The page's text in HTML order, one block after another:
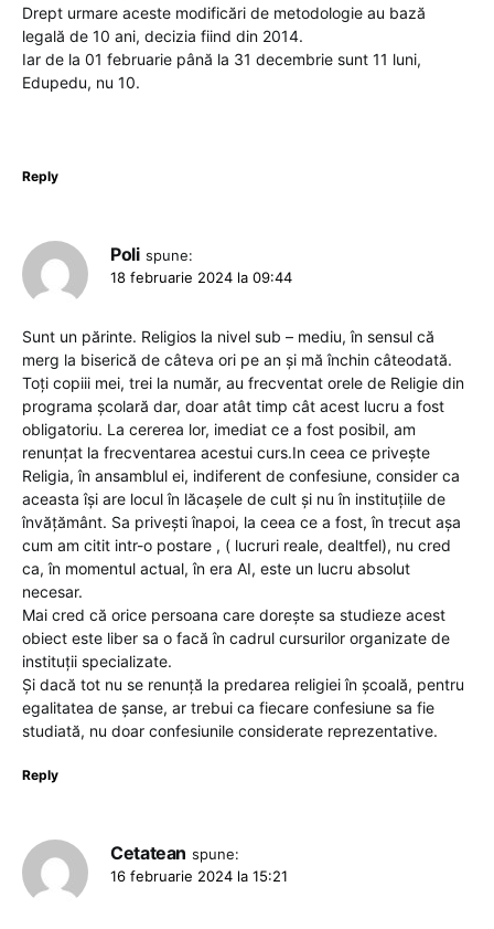
Drept urmare aceste modificări de metodologie au bază
legală de 10 ani, decizia fiind din 2014.
Iar de la 01 februarie până la 31 decembrie sunt 11 luni,
Edupedu, nu 10.
Reply
Poli spune:
18 februarie 2024 la 09:44
Sunt un părinte. Religios la nivel sub – mediu, în sensul că
merg la biserică de câteva ori pe an și mă închin câteodată.
Toți copiii mei, trei la număr, au frecventat orele de Religie din
programa școlară dar, doar atât timp cât acest lucru a fost
obligatoriu. La cererea lor, imediat ce a fost posibil, am
renunțat la frecventarea acestui curs.In ceea ce privește
Religia, în ansamblul ei, indiferent de confesiune, consider ca
aceasta își are locul în lăcașele de cult și nu în instituțiile de
învățământ. Sa privești înapoi, la ceea ce a fost, în trecut așa
cum am citit intr-o postare , ( lucruri reale, dealtfel), nu cred
ca, în momentul actual, în era AI, este un lucru absolut
necesar.
Mai cred că orice persoana care dorește sa studieze acest
obiect este liber sa o facă în cadrul cursurilor organizate de
instituții specializate.
Și dacă tot nu se renunță la predarea religiei în școală, pentru
egalitatea de șanse, ar trebui ca fiecare confesiune sa fie
studiată, nu doar confesiunile considerate reprezentative.
Reply
Cetatean spune:
16 februarie 2024 la 15:21